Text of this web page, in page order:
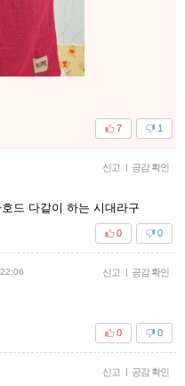
1
7
신고 | 공감 확인
드 다같이 하는 시대라구
0
0
신고 | 공감 확인
0
0
신고 | 공감 확인